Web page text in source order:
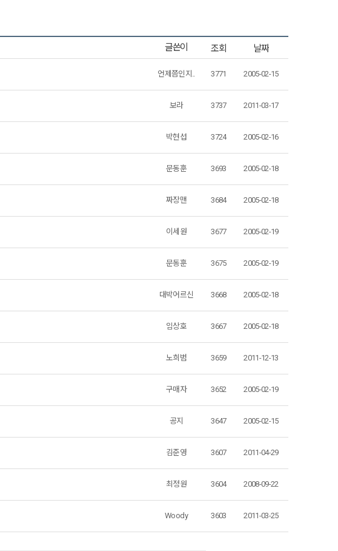
글쓴이 조회 날짜
언제쯤인지.. 3771 2005-02-15
보라 3737 2011-03-17
박현섭 3724 2005-02-16
문동훈 3693 2005-02-18
짜장맨 3684 2005-02-18
이세원 3677 2005-02-19
문동훈 3675 2005-02-19
대박어르신 3668 2005-02-18
임상호 3667 2005-02-18
노희범 3659 2011-12-13
구매자 3652 2005-02-19
공지 3647 2005-02-15
김준영 3607 2011-04-29
최정원 3604 2008-09-22
Woody 3603 2011-03-25